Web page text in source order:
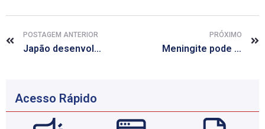
POSTAGEM ANTERIOR
Japão desenvolve exame de sangue para detectar 13 tipos de câncer
PRÓXIMO
Meningite pode ser causada por bactérias, vírus, fungos e parasitas
Acesso Rápido